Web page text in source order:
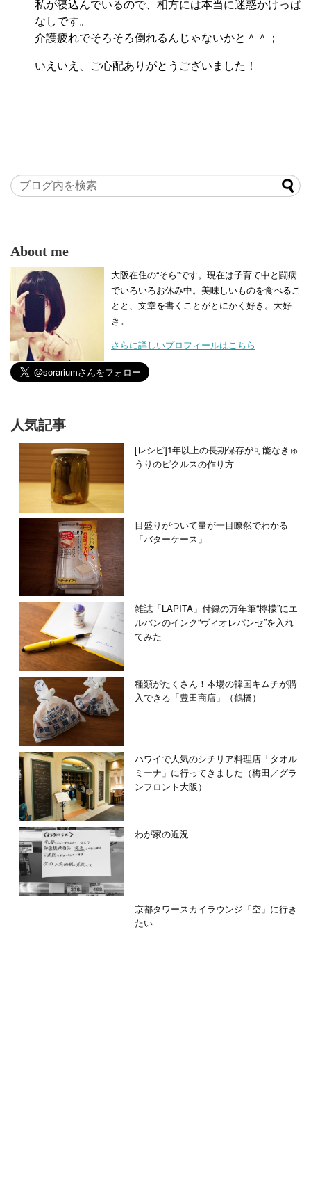
私が寝込んでいるので、相方には本当に迷惑かけっぱ
なしです。
介護疲れでそろそろ倒れるんじゃないかと＾＾；
いえいえ、ご心配ありがとうございました！
About me
大阪在住の“そら”です。現在は子育て中と闘病
でいろいろお休み中。美味しいものを食べるこ
とと、文章を書くことがとにかく好き。大好
き。
さらに詳しいプロフィールはこちら
人気記事
[レシピ]1年以上の長期保存が可能なきゅ
うりのピクルスの作り方
目盛りがついて量が一目瞭然でわかる
「バターケース」
雑誌「LAPITA」付録の万年筆“檸檬”にエ
ルバンのインク“ヴィオレパンセ”を入れ
てみた
種類がたくさん！本場の韓国キムチが購
入できる「豊田商店」（鶴橋）
ハワイで人気のシチリア料理店「タオル
ミーナ」に行ってきました（梅田／グラ
ンフロント大阪）
わが家の近況
京都タワースカイラウンジ「空」に行き
たい